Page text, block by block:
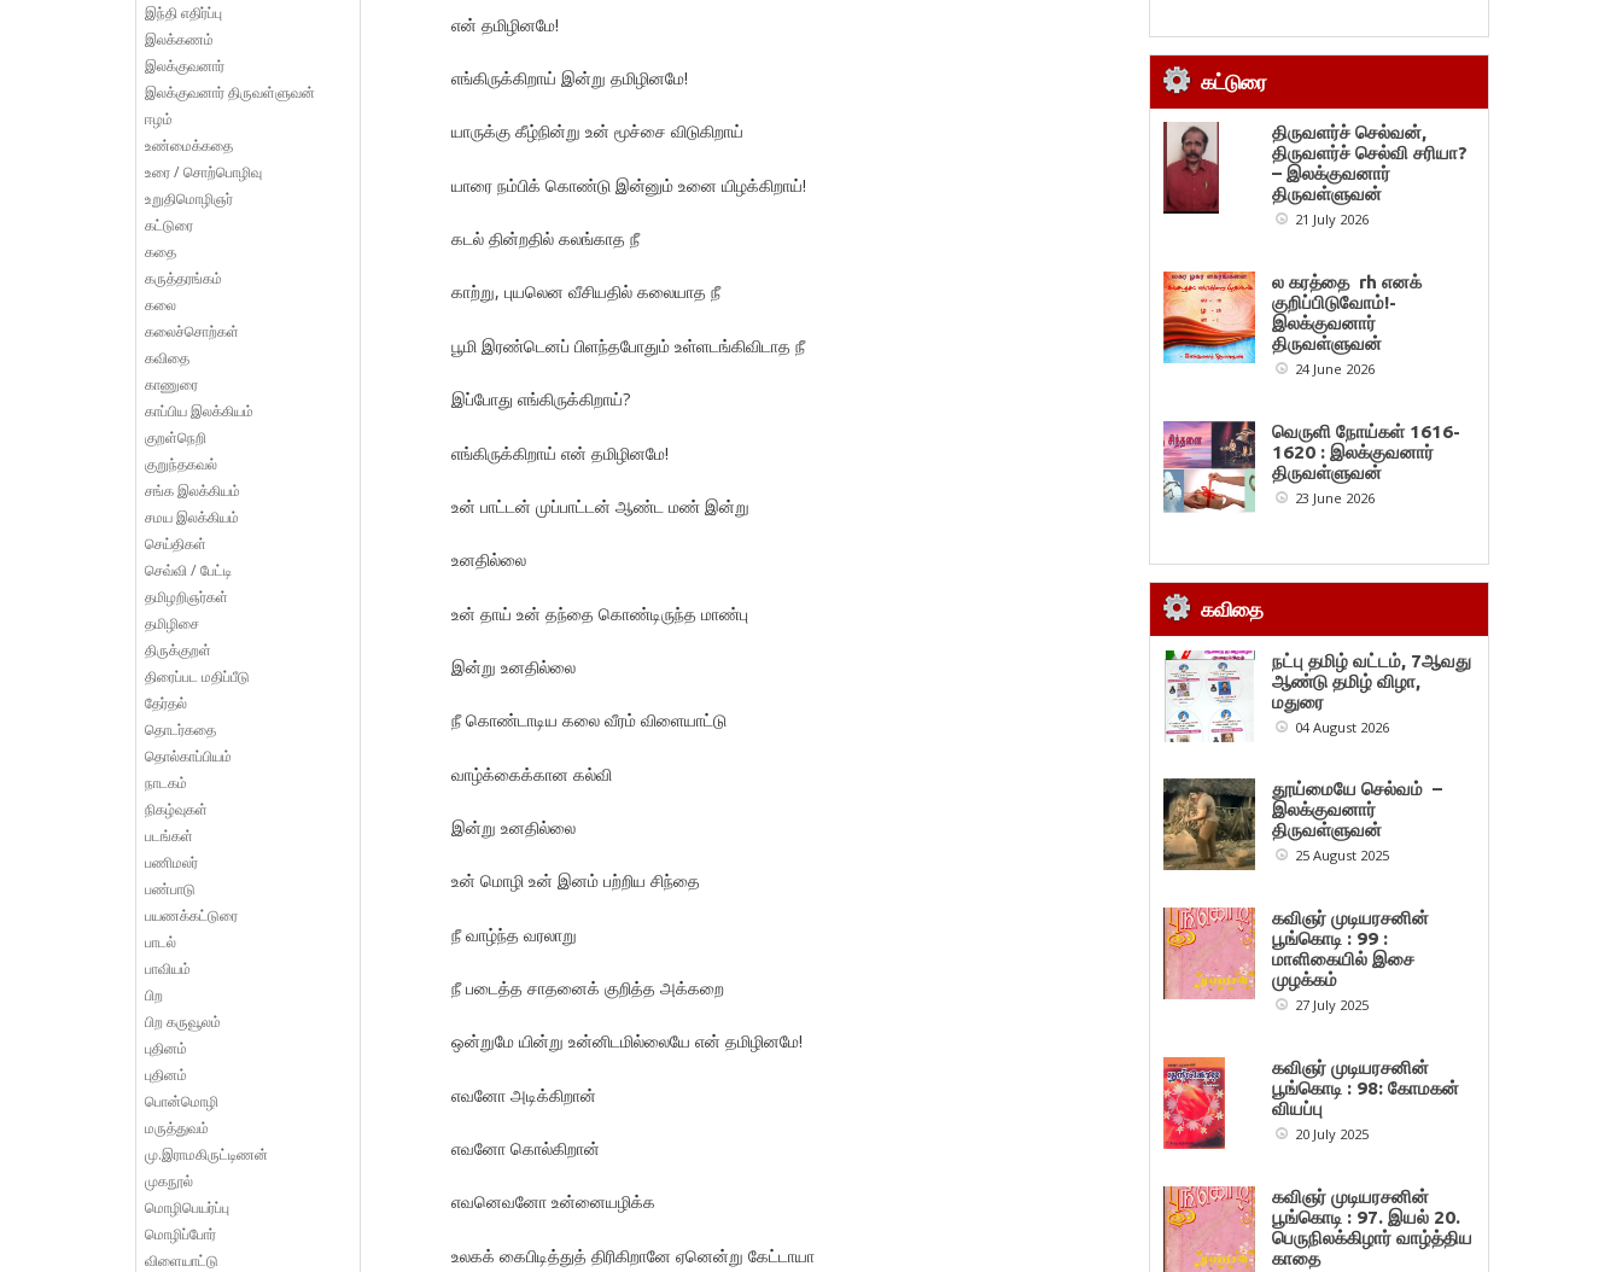
என் தமிழினமே!
எங்கிருக்கிறாய் இன்று தமிழினமே!
யாருக்கு கீழ்நின்று உன் மூச்சை விடுகிறாய்
யாரை நம்பிக் கொண்டு இன்னும் உனை யிழக்கிறாய்!
கடல் தின்றதில் கலங்காத நீ
காற்று, புயலென வீசியதில் கலையாத நீ
பூமி இரண்டெனப் பிளந்தபோதும் உள்ளடங்கிவிடாத நீ
இப்போது எங்கிருக்கிறாய்?
எங்கிருக்கிறாய் என் தமிழினமே!
உன் பாட்டன் முப்பாட்டன் ஆண்ட மண் இன்று
உனதில்லை
உன் தாய் உன் தந்தை கொண்டிருந்த மாண்பு
இன்று உனதில்லை
நீ கொண்டாடிய கலை வீரம் விளையாட்டு
வாழ்க்கைக்கான கல்வி
இன்று உனதில்லை
உன் மொழி உன் இனம் பற்றிய சிந்தை
நீ வாழ்ந்த வரலாறு
நீ படைத்த சாதனைக் குறித்த அக்கறை
ஒன்றுமே யின்று உன்னிடமில்லையே என் தமிழினமே!
எவனோ அடிக்கிறான்
எவனோ கொல்கிறான்
எவனெவனோ உன்னையழிக்க
உலகக் கைபிடித்துத் திரிகிறானே ஏனென்று கேட்டாயா
இந்தி எதிர்ப்பு
இலக்கணம்
இலக்குவனார்
இலக்குவனார் திருவள்ளுவன்
ஈழம்
உண்மைக்கதை
உரை / சொற்பொழிவு
உறுதிமொழிஞர்
கட்டுரை
கதை
கருத்தரங்கம்
கலை
கலைச்சொற்கள்
கவிதை
காணுரை
காப்பிய இலக்கியம்
குறள்நெறி
குறுந்தகவல்
சங்க இலக்கியம்
சமய இலக்கியம்
செய்திகள்
செவ்வி / பேட்டி
தமிழறிஞர்கள்
தமிழிசை
திருக்குறள்
திரைப்பட மதிப்பீடு
தேர்தல்
தொடர்கதை
தொல்காப்பியம்
நாடகம்
நிகழ்வுகள்
படங்கள்
பணிமலர்
பண்பாடு
பயணக்கட்டுரை
பாடல்
பாவியம்
பிற
பிற கருவூலம்
புதினம்
புதினம்
பொன்மொழி
மருத்துவம்
மு.இராமகிருட்டிணன்
முகநூல்
மொழிபெயர்ப்பு
மொழிப்போர்
விளையாட்டு
கட்டுரை
திருவளர்ச் செல்வன்,
திருவளர்ச் செல்வி சரியா?
– இலக்குவனார்
திருவள்ளுவன்
21 July 2026
ல கரத்தை rh எனக்
குறிப்பிடுவோம்!-
இலக்குவனார்
திருவள்ளுவன்
24 June 2026
வெருளி நோய்கள் 1616-
1620 : இலக்குவனார்
திருவள்ளுவன்
23 June 2026
கவிதை
நட்பு தமிழ் வட்டம், 7ஆவது
ஆண்டு தமிழ் விழா,
மதுரை
04 August 2026
தூய்மையே செல்வம் –
இலக்குவனார்
திருவள்ளுவன்
25 August 2025
கவிஞர் முடியரசனின்
பூங்கொடி : 99 :
மாளிகையில் இசை
முழக்கம்
27 July 2025
கவிஞர் முடியரசனின்
பூங்கொடி : 98: கோமகன்
வியப்பு
20 July 2025
கவிஞர் முடியரசனின்
பூங்கொடி : 97. இயல் 20.
பெருநிலக்கிழார் வாழ்த்திய
காதை